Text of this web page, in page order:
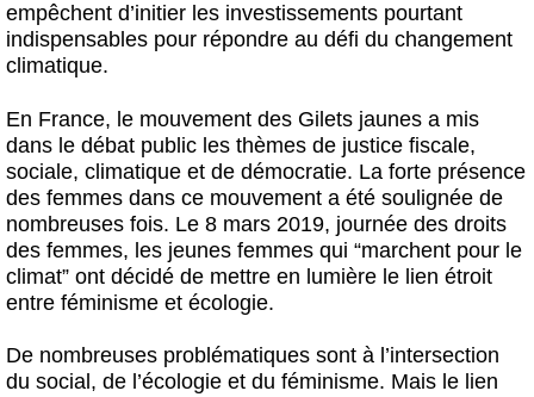
empêchent d’initier les investissements pourtant
indispensables pour répondre au défi du changement
climatique.
En France, le mouvement des Gilets jaunes a mis
dans le débat public les thèmes de justice fiscale,
sociale, climatique et de démocratie. La forte présence
des femmes dans ce mouvement a été soulignée de
nombreuses fois. Le 8 mars 2019, journée des droits
des femmes, les jeunes femmes qui “marchent pour le
climat” ont décidé de mettre en lumière le lien étroit
entre féminisme et écologie.
De nombreuses problématiques sont à l’intersection
du social, de l’écologie et du féminisme. Mais le lien